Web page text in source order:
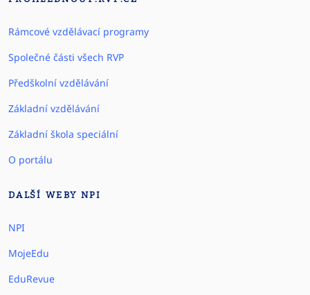
Rámcové vzdělávací programy
Společné části všech RVP
Předškolní vzdělávání
Základní vzdělávání
Základní škola speciální
O portálu
DALŠÍ WEBY NPI
NPI
MojeEdu
EduRevue